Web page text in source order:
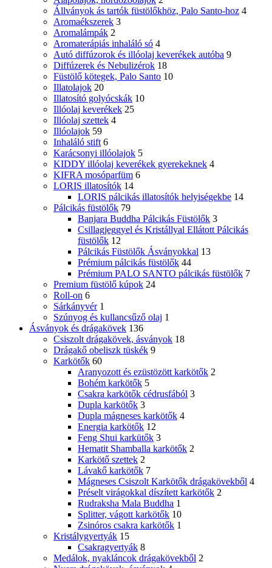
Állványok ás tartók füstölőkhöz, Palo Santo-hoz 4
Aromaékszerek 3
Aromalámpák 2
Aromaterápiás inhaláló só 4
Autó diffúzorok és illóolaj keverékek autóba 9
Diffúzerek és Nebulizérok 18
Füstölő kötegek, Palo Santo 10
Illatolajok 20
Illatosító golyócskák 10
Illóolaj keverékek 25
Illóolaj szettek 4
Illóolajok 59
Inhaláló stift 6
Karácsonyi illóolajok 5
KIDDY illóolaj keverékek gyerekeknek 4
KIFRA mosóparfüm 6
LORIS illatosítók 14
LORIS pálcikás illatosítók helyiségekbe 14
Pálcikás füstölők 79
Banjara Buddha Pálcikás Füstölők 3
Csillagjeggyel és Kristállyal Ellátott Pálcikás
füstölők 12
Pálcikás Füstölők Ásványokkal 13
Prémium pálcikás füstölők 44
Prémium PALO SANTO pálcikás füstölők 7
Premium füstölő kúpok 24
Roll-on 6
Sárkányvér 1
Szúnyog és kullancsűző olaj 1
Ásványok és drágakövek 136
Csiszolt drágakövek, ásványok 18
Drágakő obeliszk tüskék 9
Karkötők 60
Aranyozott és ezüstözött karkötők 2
Bohém karkötők 5
Csakra karkötők cédrusfából 3
Dupla karkötők 3
Dupla mágneses karkötők 4
Energia karkötők 12
Feng Shui karkütők 3
Hematit Shamballa karkötők 2
Karkötő szettek 2
Lávakő karkötők 7
Mágneses Csiszolt Karkötők drágakövekből 4
Préselt virágokkal díszített karkötők 2
Rudraksha Mala Buddha 1
Splitter, vágott karkötők 10
Zsinóros csakra karkötők 1
Kristálygyertyák 15
Csakragyertyák 8
Medálok, nyakláncok drágakövekből 2